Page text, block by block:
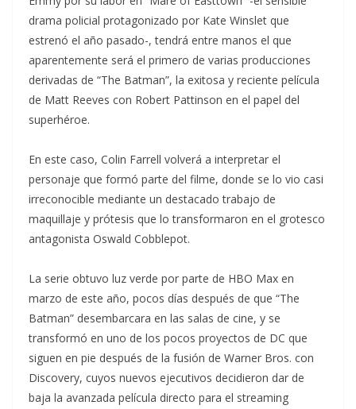
drama policial protagonizado por Kate Winslet que
estrenó el año pasado-, tendrá entre manos el que
aparentemente será el primero de varias producciones
derivadas de “The Batman”, la exitosa y reciente película
de Matt Reeves con Robert Pattinson en el papel del
superhéroe.
En este caso, Colin Farrell volverá a interpretar el
personaje que formó parte del filme, donde se lo vio casi
irreconocible mediante un destacado trabajo de
maquillaje y prótesis que lo transformaron en el grotesco
antagonista Oswald Cobblepot.
La serie obtuvo luz verde por parte de HBO Max en
marzo de este año, pocos días después de que “The
Batman” desembarcara en las salas de cine, y se
transformó en uno de los pocos proyectos de DC que
siguen en pie después de la fusión de Warner Bros. con
Discovery, cuyos nuevos ejecutivos decidieron dar de
baja la avanzada película directo para el streaming